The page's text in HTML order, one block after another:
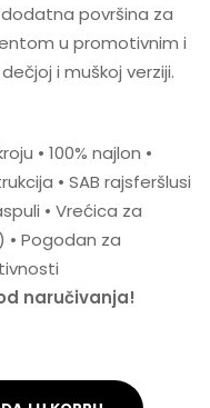
površina za
u promotivnim i
i muškoj verziji.
• 100% najlon •
• SAB rajsferšlusi
• Vrećica za
Pogodan za
naručivanja!